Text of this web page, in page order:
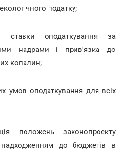
податку;
ставки оподаткування за
надрами і прив'язка до
копалин;
умов оподаткування для всіх
положень законопроекту
до бюджетів в